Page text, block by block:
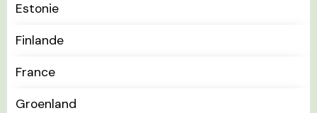
Estonie
Finlande
France
Groenland